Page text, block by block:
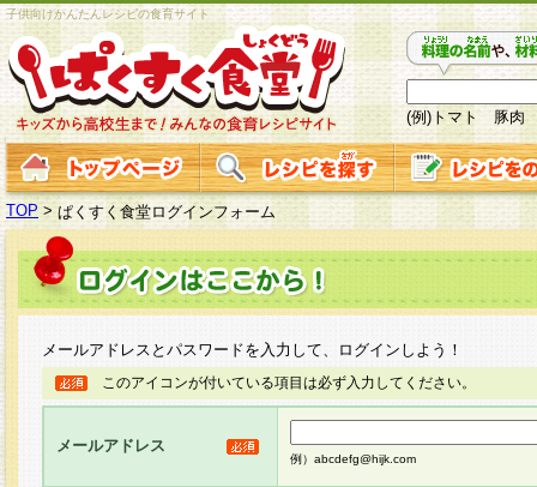
子供向けかんたんレシピの食育サイト
(例)トマト 豚肉
TOP > ぱくすく食堂ログインフォーム
メールアドレスとパスワードを入力して、ログインしよう！
このアイコンが付いている項目は必ず入力してください。
メールアドレス
例）abcdefg@hijk.com